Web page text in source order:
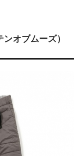
オブムーズ）